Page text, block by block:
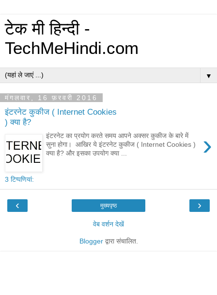
टेक मी हिन्दी -
TechMeHindi.com
▼
मंगलवार, 16 फ़रवरी 2016
इंटरनेट कुकीज ( Internet Cookies
) क्या है?
›
इंटरनेट का प्रयोग करते समय आपने अक्सर कुकीज के बारे में
सुना होगा। आखिर ये इंटरनेट कुकीज ( Internet Cookies )
क्या है? और इसका उपयोग क्या ...
3 टिप्‍पणियां:
‹ ›
मुख्यपृष्ठ
वेब वर्शन देखें
Bloggerद्वारा संचालित.